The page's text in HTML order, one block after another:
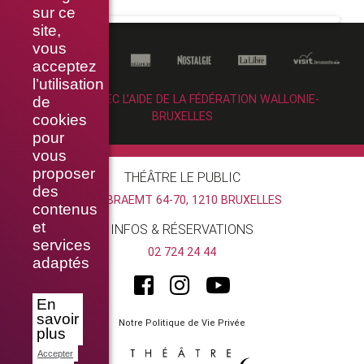
sur ce
site,
vous
acceptez
l’utilisation
de
cookies
pour
vous
proposer
des
contenus
et
services
adaptés
En
savoir
plus
Accepter
RÉALISÉ AVEC L’AIDE DE LA FÉDÉRATION WALLONIE-
BRUXELLES
THÉÂTRE LE PUBLIC
RUE BRAEMT 64-70, 1210 BRUXELLES
INFOS & RÉSERVATIONS
02 724 24 44
Notre Politique de Vie Privée